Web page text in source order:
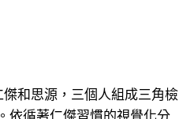
和思源，三個人組成三角檢
依循著仁傑習慣的視覺化分